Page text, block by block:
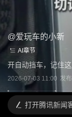
@爱玩车的小新
AI章节
开自动挡车，记住
2026-07-03 11:00 发
打开腾讯新闻